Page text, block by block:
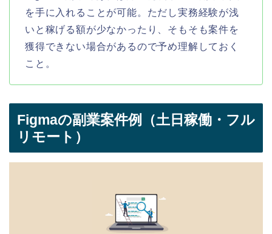
を手に入れることが可能。ただし実務経験が浅
いと稼げる額が少なかったり、そもそも案件を
獲得できない場合があるので予め理解しておく
こと。
Figmaの副業案件例（土日稼働・フル
リモート）